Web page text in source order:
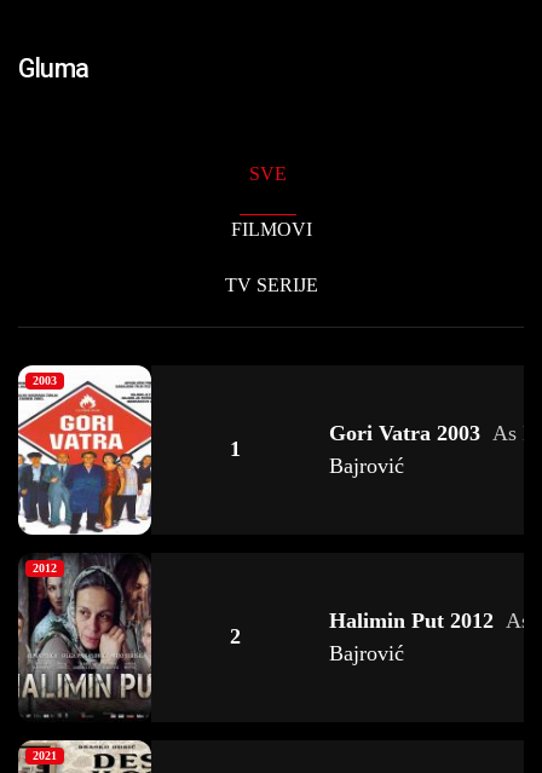
Gluma
SVE
FILMOVI
TV SERIJE
2003
1
Gori Vatra 2003 As
Bajrović
2012
2
Halimin Put 2012 As
Bajrović
2021